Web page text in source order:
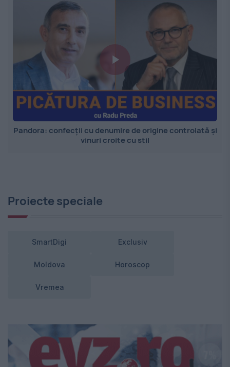
Pandora: confecții cu denumire de origine controlată și
vinuri croite cu stil
Proiecte speciale
SmartDigi Exclusiv
Moldova Horoscop
Vremea